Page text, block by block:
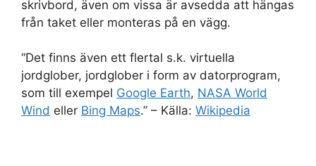
skrivbord, även om vissa är avsedda att hängas
från taket eller monteras på en vägg.
“Det finns även ett flertal s.k. virtuella
jordglober, jordglober i form av datorprogram,
som till exempel Google Earth, NASA World
Wind eller Bing Maps.” – Källa: Wikipedia